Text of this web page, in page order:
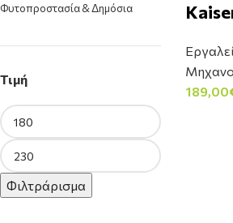
Φυτοπροστασία & Δημόσια
Φυτόχωμα & Υπόστρωμα 26
Τιμή
Φιλτράρισμα
189,00